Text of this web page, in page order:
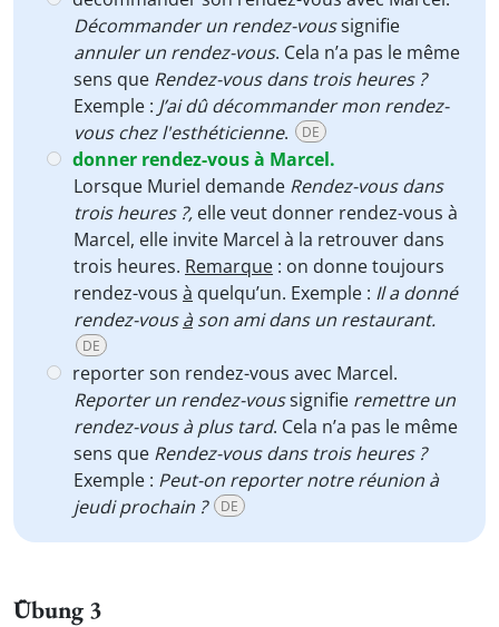
Décommander un rendez-voussignifie
annuler un rendez-vous. Cela n’a pas le même
sens que Rendez-vous dans trois heures ?
Exemple : J’ai dû décommander mon rendez-
vous chez l'esthéticienne. DE
donner rendez-vous à Marcel.
Lorsque Muriel demande Rendez-vous dans
trois heures ?, elle veut donner rendez-vous à
Marcel, elle invite Marcel à la retrouver dans
trois heures. Remarque : on donne toujours
rendez-vous à quelqu’un. Exemple : Il a donné
rendez-vousàson ami dans un restaurant.
DE
reporter son rendez-vous avec Marcel.
Reporter un rendez-voussignifie remettre un
rendez-vous à plus tard. Cela n’a pas le même
sens que Rendez-vous dans trois heures ?
Exemple : Peut-on reporter notre réunion à
jeudi prochain ?
DE
Übung 3